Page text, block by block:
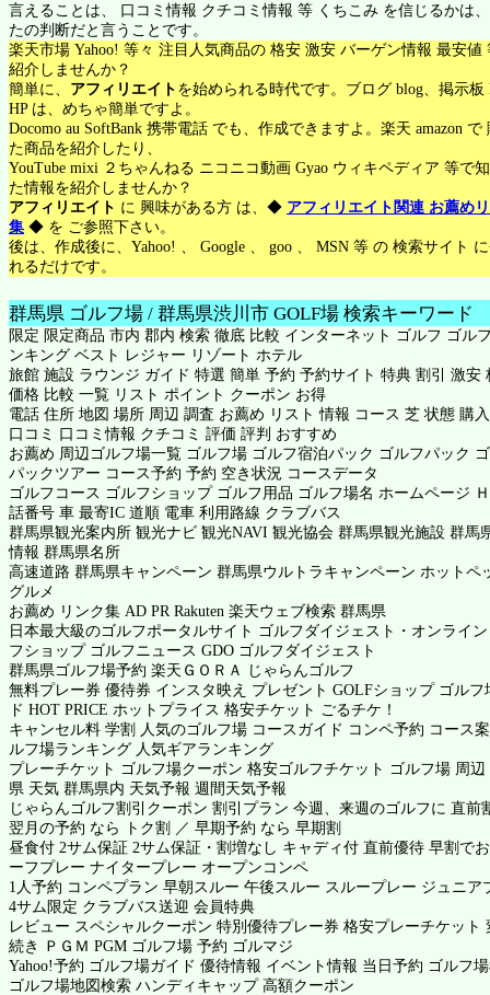
言えることは、 口コミ情報 クチコミ情報 等 くちこみ を信じるかは
たの判断だと言うことです。
楽天市場 Yahoo! 等々 注目人気商品の 格安 激安 バーゲン情報 最安値
紹介しませんか？
簡単に、 アフィリエイト を始められる時代です。ブログ blog、掲示板
HP は、めちゃ簡単ですよ。
Docomo au SoftBank 携帯電話 でも、作成できますよ。楽天 amazon で
た商品を紹介したり、
YouTube mixi ２ちゃんねる ニコニコ動画 Gyao ウィキペディア 等で
た情報を紹介しませんか？
アフィリエイト に 興味がある方 は、◆ アフィリエイト関連 お薦め
集 ◆ を ご参照下さい。
後は、作成後に、Yahoo! 、 Google 、 goo 、 MSN 等 の 検索サイト
れるだけです。
群馬県 ゴルフ場 / 群馬県渋川市 GOLF場 検索キーワード
限定 限定商品 市内 郡内 検索 徹底 比較 インターネット ゴルフ ゴル
ンキング ベスト レジャー リゾート ホテル
旅館 施設 ラウンジ ガイド 特選 簡単 予約 予約サイト 特典 割引 激安
価格 比較 一覧 リスト ポイント クーポン お得
電話 住所 地図 場所 周辺 調査 お薦め リスト 情報 コース 芝 状態 購
口コミ 口コミ情報 クチコミ 評価 評判 おすすめ
お薦め 周辺ゴルフ場一覧 ゴルフ場 ゴルフ宿泊パック ゴルフパック
パックツアー コース予約 予約 空き状況 コースデータ
ゴルフコース ゴルフショップ ゴルフ用品 ゴルフ場名 ホームページ
話番号 車 最寄IC 道順 電車 利用路線 クラブバス
群馬県観光案内所 観光ナビ 観光NAVI 観光協会 群馬県観光施設 群馬
情報 群馬県名所
高速道路 群馬県キャンペーン 群馬県ウルトラキャンペーン ホットペ
グルメ
お薦め リンク集 AD PR Rakuten 楽天ウェブ検索 群馬県
日本最大級のゴルフポータルサイト ゴルフダイジェスト・オンライ
フショップ ゴルフニュース GDO ゴルフダイジェスト
群馬県ゴルフ場予約 楽天ＧＯＲＡ
じゃらんゴルフ
無料プレー券 優待券 インスタ映え プレゼント GOLFショップ ゴルフ
ド HOT PRICE ホットプライス 格安チケット ごるチケ！
キャンセル料 学割 人気のゴルフ場 コースガイド コンペ予約 コース
ルフ場ランキング 人気ギアランキング
プレーチケット ゴルフ場クーポン 格安ゴルフチケット ゴルフ場 周辺
県 天気 群馬県内 天気予報 週間天気予報
じゃらんゴルフ割引クーポン 割引プラン 今週、来週のゴルフに 直前
翌月の予約 なら トク割 ／ 早期予約 なら 早期割
昼食付 2サム保証 2サム保証・割増なし キャディ付 直前優待 早割で
ーフプレー ナイタープレー オープンコンペ
1人予約 コンペプラン 早朝スルー 午後スルー スループレー ジュニア
4サム限定 クラブバス送迎 会員特典
レビュー スペシャルクーポン 特別優待プレー券 格安プレーチケット
続き ＰＧＭ PGM ゴルフ場 予約 ゴルマジ
Yahoo!予約 ゴルフ場ガイド 優待情報 イベント情報 当日予約 ゴルフ
ゴルフ場地図検索 ハンディキャップ 高額クーポン